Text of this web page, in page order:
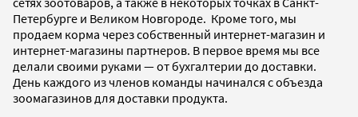
Петербурге и Великом Новгороде. Кроме того, мы
продаем корма через собственный интернет-магазин и
интернет-магазины партнеров. В первое время мы все
делали своими руками — от бухгалтерии до доставки.
День каждого из членов команды начинался с объезда
зоомагазинов для доставки продукта.